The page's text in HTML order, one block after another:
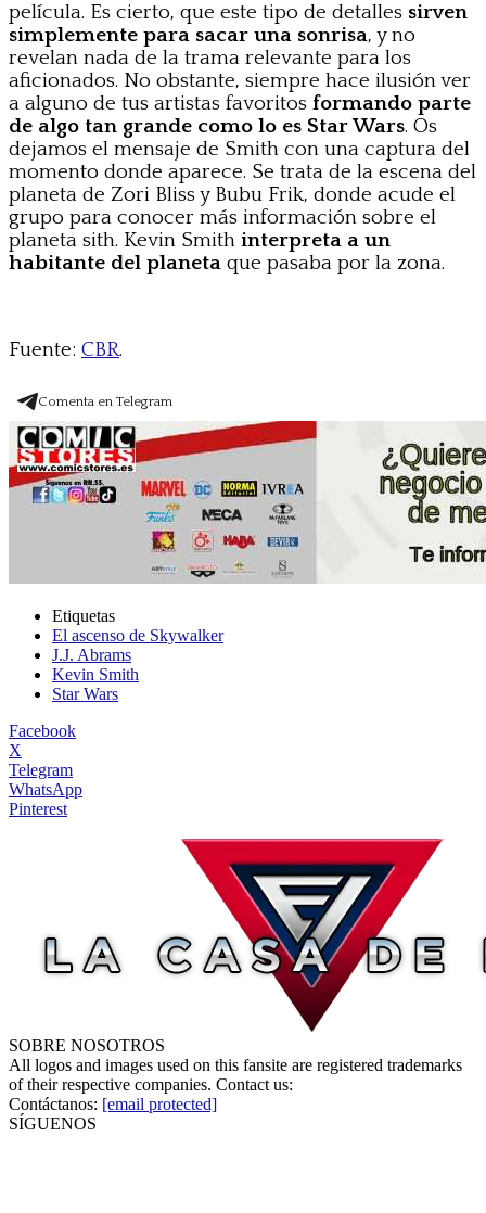
película. Es cierto, que este tipo de detalles sirven
simplemente para sacar una sonrisa, y no
revelan nada de la trama relevante para los
aficionados. No obstante, siempre hace ilusión ver
a alguno de tus artistas favoritos formando parte
de algo tan grande como lo es Star Wars. Os
dejamos el mensaje de Smith con una captura del
momento donde aparece. Se trata de la escena del
planeta de Zori Bliss y Bubu Frik, donde acude el
grupo para conocer más información sobre el
planeta sith. Kevin Smith interpreta a un
habitante del planeta que pasaba por la zona.
Fuente: CBR.
Comenta en Telegram
Etiquetas
El ascenso de Skywalker
J.J. Abrams
Kevin Smith
Star Wars
Facebook
X
Telegram
WhatsApp
Pinterest
SOBRE NOSOTROS
All logos and images used on this fansite are registered trademarks
of their respective companies. Contact us:
Contáctanos: [email protected]
SÍGUENOS